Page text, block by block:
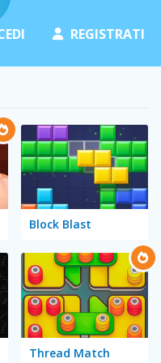
REGISTRATI
Block Blast
Thread Match